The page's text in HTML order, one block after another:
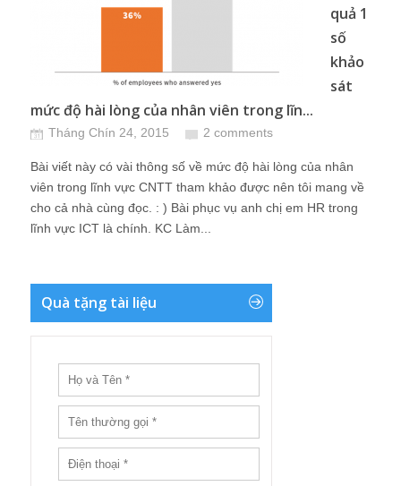
quả 1
số
khảo
sát
mức độ hài lòng của nhân viên trong lĩn...
Tháng Chín 24, 2015 2 comments
Bài viết này có vài thông số về mức độ hài lòng của nhân
viên trong lĩnh vực CNTT tham khảo được nên tôi mang về
cho cả nhà cùng đọc. : ) Bài phục vụ anh chị em HR trong
lĩnh vực ICT là chính. KC Làm...
Quà tặng tài liệu